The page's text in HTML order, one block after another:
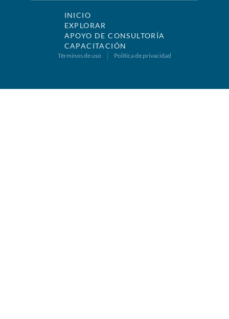
INICIO
EXPLORAR
APOYO DE CONSULTORÍA
CAPACITACIÓN
Términos de uso Política de privacidad